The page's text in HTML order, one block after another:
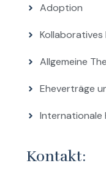
Adoption
Kollaboratives
Allgemeine
Eheverträge
Internationale
Kontakt: